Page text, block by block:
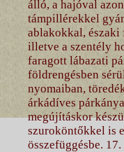
álló, a hajóval
támpillérekkel
ablakokkal, északi
illetve a szentély
faragott lábazati
földrengésben
nyomaiban,
árkádíves
megújításkor
szuroköntőkkel is
összefüggésbe.